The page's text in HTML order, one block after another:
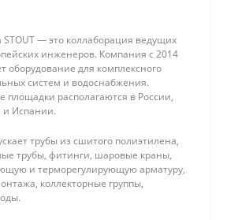
— это коллаборация ведущих
инженеров. Компания с 2014
оборудование для комплексного
систем и водоснабжения.
площадки располагаются в России,
и Испании.
трубы из сшитого полиэтилена,
трубы, фитинги, шаровые краны,
и терморегулирующую арматуру,
коллекторные группы,